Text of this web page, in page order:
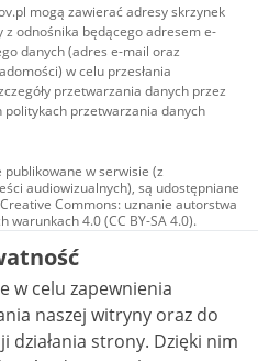
mogą zawierać adresy skrzynek
odnośnika będącego adresem e-
danych (adres e-mail oraz
w celu przesłania
przetwarzania danych przez
politykach przetwarzania danych
publikowane w serwisie (z
audiowizualnych), są udostępniane
Commons: uznanie autorstwa
warunkach 4.0 (CC BY-SA 4.0).
w tym zdjęcia, materiały
udostępniane na licencji typu
uznanie autorstwa użycie
utworów zależnych 4.0 (CC BY-
nie jest to stwierdzone inaczej.
w celu zapewnienia
naszej witryny oraz do
strony. Dzięki nim